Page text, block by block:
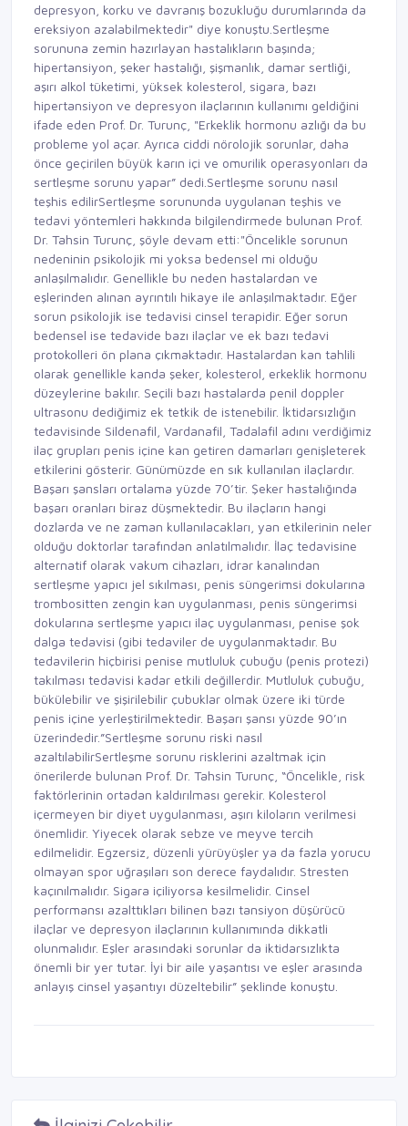
depresyon, korku ve davranış bozukluğu durumlarında da
ereksiyon azalabilmektedir" diye konuştu.Sertleşme
sorununa zemin hazırlayan hastalıkların başında;
hipertansiyon, şeker hastalığı, şişmanlık, damar sertliği,
aşırı alkol tüketimi, yüksek kolesterol, sigara, bazı
hipertansiyon ve depresyon ilaçlarının kullanımı geldiğini
ifade eden Prof. Dr. Turunç, "Erkeklik hormonu azlığı da bu
probleme yol açar. Ayrıca ciddi nörolojik sorunlar, daha
önce geçirilen büyük karın içi ve omurilik operasyonları da
sertleşme sorunu yapar” dedi.Sertleşme sorunu nasıl
teşhis edilirSertleşme sorununda uygulanan teşhis ve
tedavi yöntemleri hakkında bilgilendirmede bulunan Prof.
Dr. Tahsin Turunç, şöyle devam etti:"Öncelikle sorunun
nedeninin psikolojik mi yoksa bedensel mi olduğu
anlaşılmalıdır. Genellikle bu neden hastalardan ve
eşlerinden alınan ayrıntılı hikaye ile anlaşılmaktadır. Eğer
sorun psikolojik ise tedavisi cinsel terapidir. Eğer sorun
bedensel ise tedavide bazı ilaçlar ve ek bazı tedavi
protokolleri ön plana çıkmaktadır. Hastalardan kan tahlili
olarak genellikle kanda şeker, kolesterol, erkeklik hormonu
düzeylerine bakılır. Seçili bazı hastalarda penil doppler
ultrasonu dediğimiz ek tetkik de istenebilir. İktidarsızlığın
tedavisinde Sildenafil, Vardanafil, Tadalafil adını verdiğimiz
ilaç grupları penis içine kan getiren damarları genişleterek
etkilerini gösterir. Günümüzde en sık kullanılan ilaçlardır.
Başarı şansları ortalama yüzde 70’tir. Şeker hastalığında
başarı oranları biraz düşmektedir. Bu ilaçların hangi
dozlarda ve ne zaman kullanılacakları, yan etkilerinin neler
olduğu doktorlar tarafından anlatılmalıdır. İlaç tedavisine
alternatif olarak vakum cihazları, idrar kanalından
sertleşme yapıcı jel sıkılması, penis süngerimsi dokularına
trombositten zengin kan uygulanması, penis süngerimsi
dokularına sertleşme yapıcı ilaç uygulanması, penise şok
dalga tedavisi (gibi tedaviler de uygulanmaktadır. Bu
tedavilerin hiçbirisi penise mutluluk çubuğu (penis protezi)
takılması tedavisi kadar etkili değillerdir. Mutluluk çubuğu,
bükülebilir ve şişirilebilir çubuklar olmak üzere iki türde
penis içine yerleştirilmektedir. Başarı şansı yüzde 90’ın
üzerindedir.”Sertleşme sorunu riski nasıl
azaltılabilirSertleşme sorunu risklerini azaltmak için
önerilerde bulunan Prof. Dr. Tahsin Turunç, “Öncelikle, risk
faktörlerinin ortadan kaldırılması gerekir. Kolesterol
içermeyen bir diyet uygulanması, aşırı kiloların verilmesi
önemlidir. Yiyecek olarak sebze ve meyve tercih
edilmelidir. Egzersiz, düzenli yürüyüşler ya da fazla yorucu
olmayan spor uğraşıları son derece faydalıdır. Stresten
kaçınılmalıdır. Sigara içiliyorsa kesilmelidir. Cinsel
performansı azalttıkları bilinen bazı tansiyon düşürücü
ilaçlar ve depresyon ilaçlarının kullanımında dikkatli
olunmalıdır. Eşler arasındaki sorunlar da iktidarsızlıkta
önemli bir yer tutar. İyi bir aile yaşantısı ve eşler arasında
anlayış cinsel yaşantıyı düzeltebilir” şeklinde konuştu.